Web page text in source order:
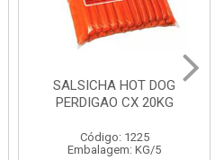
SALSICHA HOT DOG
PERDIGAO CX 20KG
Código: 1225
Embalagem: KG/5